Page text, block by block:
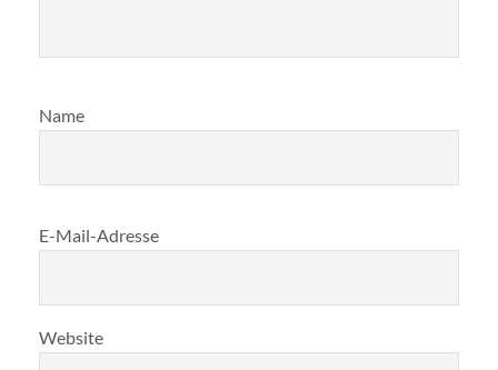
Name
E-Mail-Adresse
Website